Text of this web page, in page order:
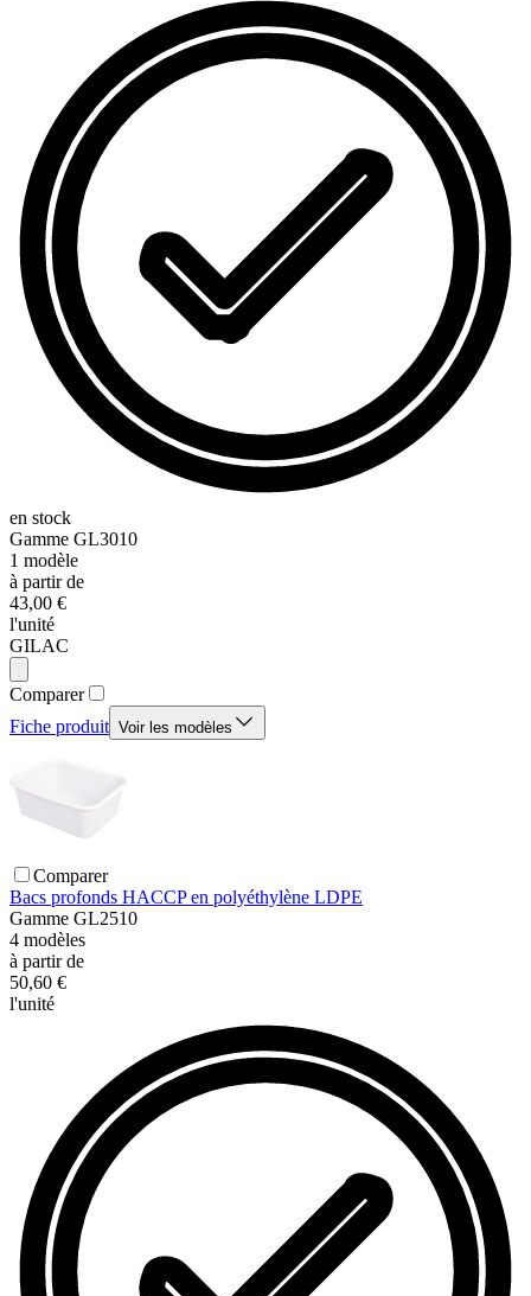
en stock
Gamme GL3010
1 modèle
à partir de
43,00 €
l'unité
GILAC
Comparer
Fiche produit Voir les modèles
Comparer
Bacs profonds HACCP en polyéthylène LDPE
Gamme GL2510
4 modèles
à partir de
50,60 €
l'unité